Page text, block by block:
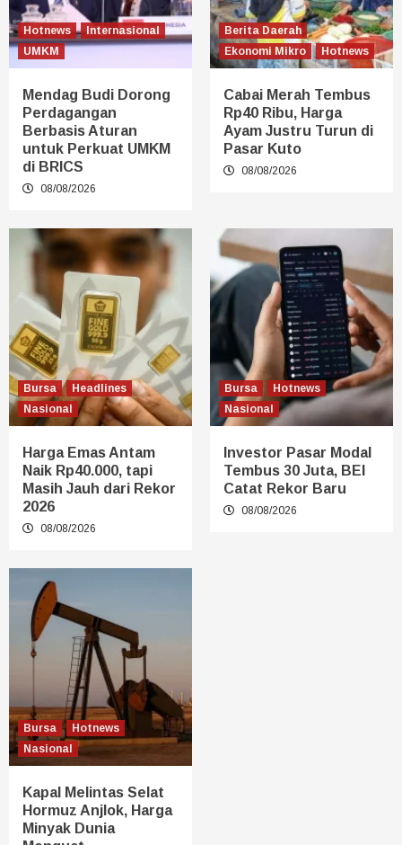
Hotnews
Internasional
UMKM
Mendag Budi Dorong
Perdagangan
Berbasis Aturan
untuk Perkuat UMKM
di BRICS
08/08/2026
Berita Daerah
Ekonomi Mikro
Hotnews
Cabai Merah Tembus
Rp40 Ribu, Harga
Ayam Justru Turun di
Pasar Kuto
08/08/2026
Bursa
Headlines
Nasional
Harga Emas Antam
Naik Rp40.000, tapi
Masih Jauh dari Rekor
2026
08/08/2026
Bursa
Hotnews
Nasional
Investor Pasar Modal
Tembus 30 Juta, BEI
Catat Rekor Baru
08/08/2026
Bursa
Hotnews
Nasional
Kapal Melintas Selat
Hormuz Anjlok, Harga
Minyak Dunia